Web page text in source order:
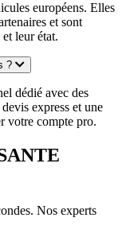
européens. Elles
et sont
leur état.
?
dédié avec des
express et une
votre compte pro.
Nos experts